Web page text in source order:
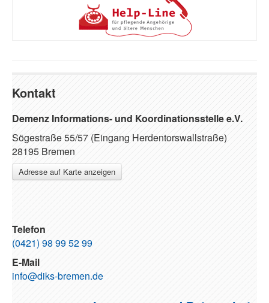
Kontakt
Demenz Informations- und Koordinationsstelle e.V.
Sögestraße 55/57 (Eingang Herdentorswallstraße)
28195 Bremen
Adresse auf Karte anzeigen
Telefon
(0421) 98 99 52 99
E-Mail
info@diks-bremen.de